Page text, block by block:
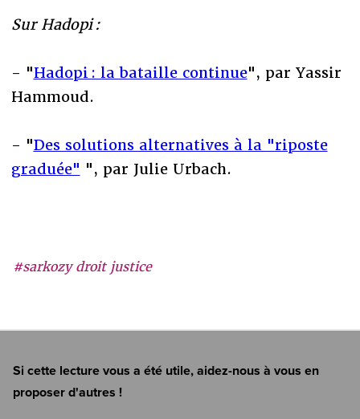
#sarkozy droit justice
Sur Hadopi :
- "Hadopi : la bataille continue", par Yassir
Hammoud.
- "Des solutions alternatives à la "riposte
graduée" ", par Julie Urbach.
Si cette lecture vous a été utile, aidez-nous à vous en
proposer d'autres !